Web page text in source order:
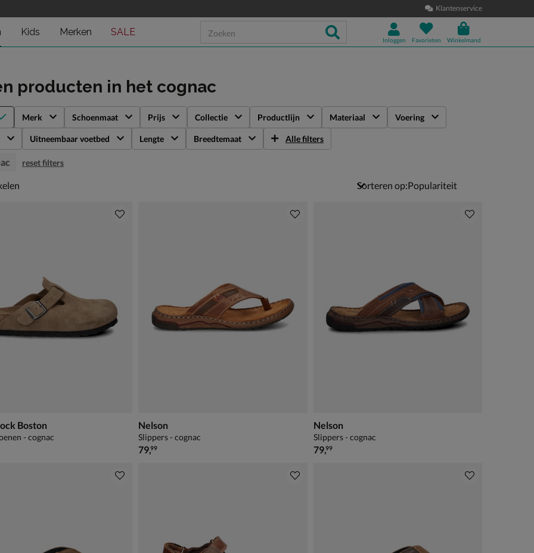
Klantenservice
Kids Merken SALE
Inloggen Favorieten Winkelmand
producten in het cognac
Merk Schoenmaat Prijs Collectie Productlijn Materiaal Voering
Uitneembaar voetbed Lengte Breedtemaat Alle filters
reset filters
Sorteren op:
Boston
- cognac
Nelson
Slippers - cognac
€ 79,99
79,99
Nelson
Slippers - cognac
€ 79,99
79,99